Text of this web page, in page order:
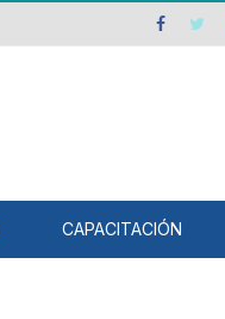
CAPACITACIÓN